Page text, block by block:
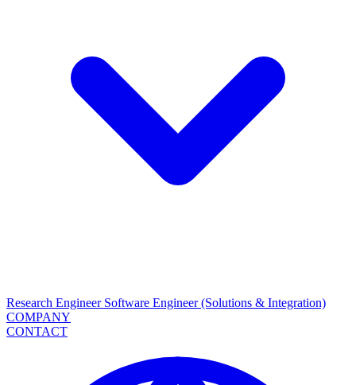
Research Engineer Software Engineer (Solutions & Integration)
COMPANY
CONTACT